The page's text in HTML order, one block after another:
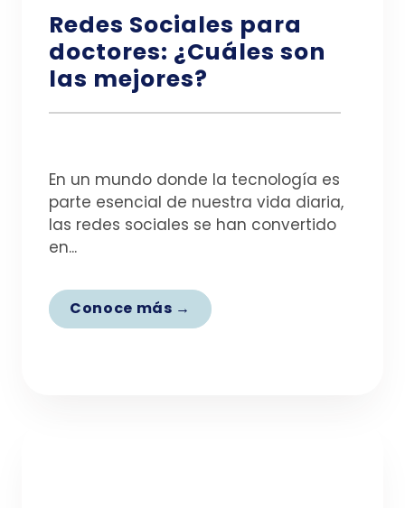
Redes Sociales para
doctores: ¿Cuáles son
las mejores?
En un mundo donde la tecnología es
parte esencial de nuestra vida diaria,
las redes sociales se han convertido
en...
Conoce más →